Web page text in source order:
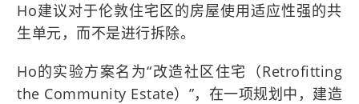
Ho建议对于伦敦住宅区的房屋使用适应性强的共
生单元，而不是进行拆除。
Ho的实验方案名为“改造社区住宅（Retrofitting
the Community Estate）”，在一项规划中，建造